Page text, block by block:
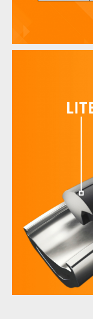
Fusion Modular
Fusion Modular
Fusion Modular
Fusion Modular
Fusion Modular